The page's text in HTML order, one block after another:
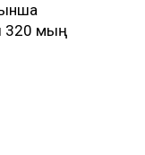
320 мың